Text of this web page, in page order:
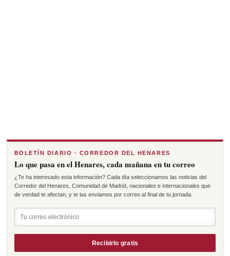
BOLETÍN DIARIO · CORREDOR DEL HENARES
Lo que pasa en el Henares, cada mañana en tu correo
¿Te ha interesado esta información? Cada día seleccionamos las noticias del
Corredor del Henares, Comunidad de Madrid, nacionales e internacionales que
de verdad te afectan, y te las enviamos por correo al final de tu jornada.
Recibirlo gratis